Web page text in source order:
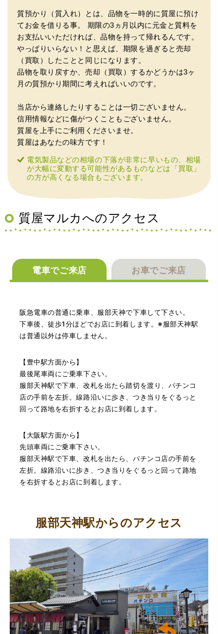
（豊中市西泉丘）初めて利用しましたが、とても親切丁寧
に査定をして頂き思いもよらない価格をいただきました。
正直他店の倍以上で驚きました。また機会があれば利用し
ます。
（大阪府東大阪市）ネットを見て安心できるお店であると
感じて飛び込みで訪問。飛びこみにも関わらず、とても親
るお店でした。満足いく金額で買い取って頂きました。あ
（兵庫県神戸市）別のお店でメール査定した際の1.5倍の金
額を提示いただけたので即決しました。楽器も安心してお
任せできそうです!
管に関する知識も教えて頂けました。戻ってきた際には教
えていただいた通りに保管してみようと思います。
（大阪府池田市）丁寧に説明して頂き思っていたよりの金
額でした。一旦持ち帰りましたが、良い金額だったので買
取して頂きました。又、機会あれば是非利用したいです。
質預かり（質入れ）とは、品物を一時的に質屋に預け
てお金を借りる事。
期限の3ヵ月以内に元金と質料を
お支払いいただければ、品物を持って帰れるんです。
やっぱりいらない！と思えば、期限を過ぎると売却
（買取）したことと同じになります。
品物を取り戻すか、売却（買取）するかどうかは3ヶ
月の質預かり期間に考えればいいのです。
当店から連絡したりすることは一切ございません。
信用情報などに傷がつくこともございません。
質屋を上手にご利用くださいませ。
質屋はあなたの味方です！
電気製品などの相場の下落が非常に早いもの、相場
が大幅に変動する可能性があるものなどは「買取」
の方が高くなる場合もございます。
質屋マルカへのアクセス
電車でご来店 お車でご来店
阪急電車の普通に乗車、服部天神で下車して下さい。
下車後、徒歩1分ほどでお店に到着します。※服部天神駅
は普通以外は停車しません。
【豊中駅方面から】
最後尾車両にご乗車下さい。
服部天神駅で下車、改札を出たら踏切を渡り、パチンコ
店の手前を左折。線路沿いに歩き、つき当りをぐるっと
回って路地を右折するとお店に到着します。
【大阪駅方面から】
先頭車両にご乗車下さい。
服部天神駅で下車、改札を出たら、パチンコ店の手前を
左折。線路沿いに歩き、つき当りをぐるっと回って路地
を右折するとお店に到着します。
服部天神駅からのアクセス